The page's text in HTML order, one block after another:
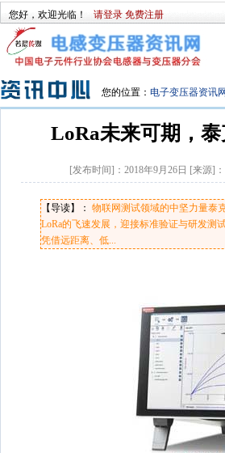
您好，欢迎光临！ 请登录 免费注册
您的位置： 电子变压器资讯网
LoRa未来可期，
[发布时间]： 2018年9月26日 [来源]：
【导读】： 物联网测试领域的中坚力量泰
LoRa的飞速发展，迎接标准验证与研发测
凭借远距离、低...